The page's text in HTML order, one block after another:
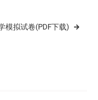
模拟试卷(PDF下载)